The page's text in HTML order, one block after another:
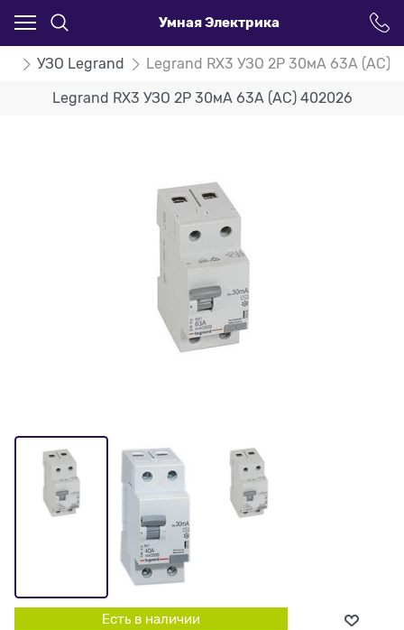
Умная Электрика
УЗО Legrand Legrand RX3 УЗО 2P 30мА 63А (AC)
Legrand RX3 УЗО 2P 30мА 63А (AC) 402026
Есть в наличии